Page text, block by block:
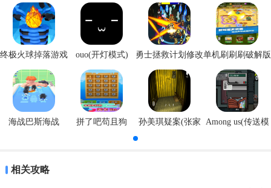
小时热播，同步跟播，2021最新热剧，独特多样的推荐机制让好看的
剧集直接呈现在您面前，多样的分类总有一种适合您的味道。收看记
录，收藏剧集不需注册，带来丰富的追剧体验。
终极火球掉落游戏
ouo(开灯模式)
勇士拯救计划修改单机刷刷刷破解版
海战巴斯海战 拼了吧苟且狗
孙美琪疑案(张家 Among us(传送模
相关攻略